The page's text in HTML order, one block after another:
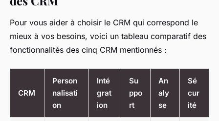
Pour vous aider à choisir le CRM qui correspond le
mieux à vos besoins, voici un tableau comparatif des
fonctionnalités des cinq CRM mentionnés :
CRM
Person
nalisati
on
Inté
grat
ion
Su
ppo
rt
An
aly
se
Sé
cur
ité